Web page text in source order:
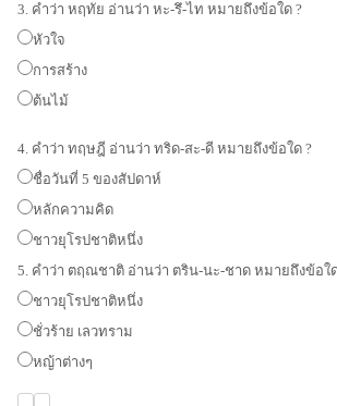
3. คำว่า หฤทัย อ่านว่า หะ-รึ-ไท หมายถึงข้อใด ?
หัวใจ
การสร้าง
ต้นไม้
4. คำว่า ทฤษฎี อ่านว่า ทริด-สะ-ดี หมายถึงข้อใด ?
ชื่อวันที่ 5 ของสัปดาห์
หลักความคิด
ชาวยุโรปชาติหนึ่ง
5. คำว่า ตฤณชาติ อ่านว่า ตริน-นะ-ชาด หมายถึงข้อใ
ชาวยุโรปชาติหนึ่ง
ชั่วร้าย เลวทราม
หญ้าต่างๆ